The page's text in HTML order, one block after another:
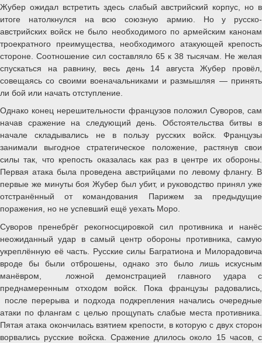
Жубер ожидал встретить здесь слабый австрийский корпус, но в
итоге натолкнулся на всю союзную армию. Но у русско-
австрийских войск не было необходимого по армейским канонам
троекратного преимущества, необходимого атакующей крепость
стороне. Соотношение сил составляло 65 к 38 тысячам. Не желая
спускаться на равнину, весь день 14 августа Жубер провёл,
совещаясь со своими военачальниками и размышляя — принять
ли бой или начать отступление.
Однако конец нерешительности французов положил Суворов, сам
начав сражение на следующий день. Обстоятельства битвы в
начале складывались не в пользу русских войск. Французы
занимали выгодное стратегическое положение, растянув свои
силы так, что крепость оказалась как раз в центре их обороны.
Первая атака была проведена австрийцами по левому флангу. В
первые же минуты боя Жубер был убит, и руководство принял уже
отстранённый от командования Парижем за предыдущие
поражения, но не успевший ещё уехать Моро.
Суворов пренебрёг рекогносцировкой сил противника и нанёс
неожиданный удар в самый центр обороны противника, самую
укреплённую её часть. Русские силы Багратиона и Милорадовича
вроде бы были отброшены, однако это было лишь искусным
манёвром, ложной демонстрацией главного удара с
преднамеренным отходом войск. Пока французы радовались,
после перерыва и подхода подкрепления начались очередные
атаки по флангам с целью прощупать слабые места противника.
Пятая атака окончилась взятием крепости, в которую с двух сторон
ворвались русские войска. Сражение длилось около 15 часов, с